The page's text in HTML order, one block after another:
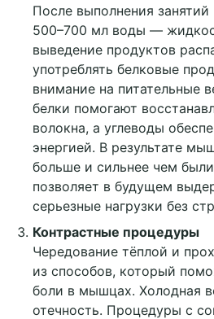
После выполнения
500–700 мл воды —
выведение продуктов
употреблять белковые
внимание на питательные
белки помогают
волокна, а углеводы
энергией. В результате
больше и сильнее чем
позволяет в будущем
серьезные нагрузки без
Контрастные процедуры
Чередование тёплой и
из способов, который
боли в мышцах. Холодная
отечность. Процедуры с